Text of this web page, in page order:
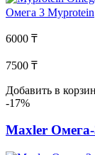
Омега 3 Myprotein
6000 ₸
7500 ₸
Добавить в
-17%
Maxler Омега-